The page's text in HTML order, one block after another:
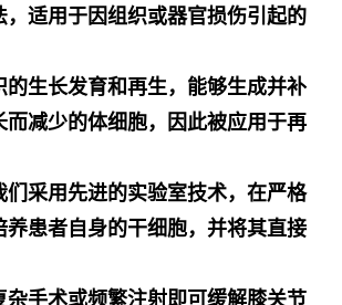
适用于因组织或器官损伤引起的
的生长发育和再生，能够生成并补
而减少的体细胞，因此被应用于再
采用先进的实验室技术，在严格
养患者自身的干细胞，并将其直接
手术或频繁注射即可缓解膝关节